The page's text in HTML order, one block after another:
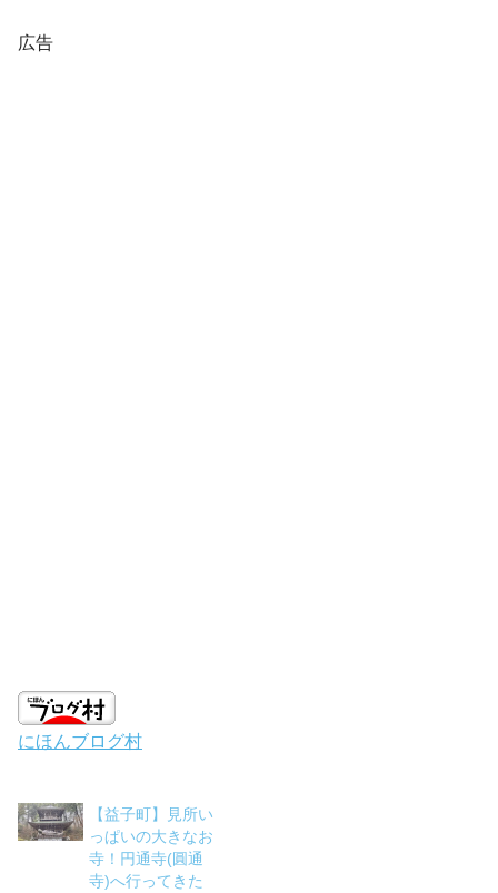
広告
にほんブログ村
【益子町】見所い
っぱいの大きなお
寺！円通寺(圓通
寺)へ行ってきた